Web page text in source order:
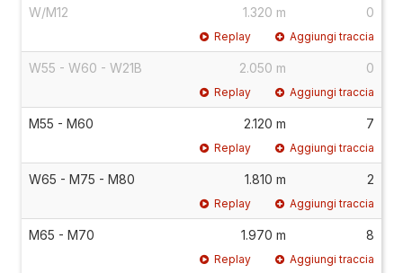
W/M12 1.320 m 0
Replay Aggiungi traccia
W55 - W60 - W21B 2.050 m 0
Replay Aggiungi traccia
M55 - M60 2.120 m 7
Replay Aggiungi traccia
W65 - M75 - M80 1.810 m 2
Replay Aggiungi traccia
M65 - M70 1.970 m 8
Replay Aggiungi traccia